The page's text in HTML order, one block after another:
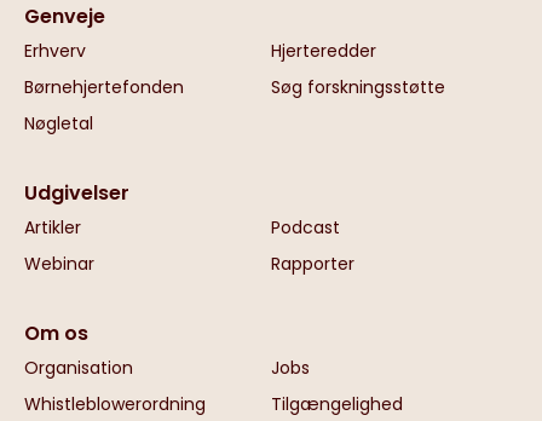
Genveje
Erhverv
Hjerteredder
Børnehjertefonden
Søg forskningsstøtte
Nøgletal
Udgivelser
Artikler
Podcast
Webinar
Rapporter
Om os
Organisation
Jobs
Whistleblowerordning
Tilgængelighed